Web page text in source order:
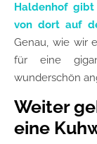
Haldenhof
von dort auf
Genau, wie wir
für eine
wunderschön
Weiter
eine